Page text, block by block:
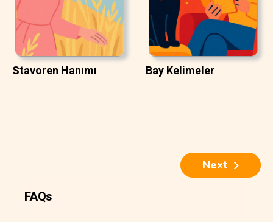
Stavoren Hanımı Bay Kelimeler
Next
FAQs